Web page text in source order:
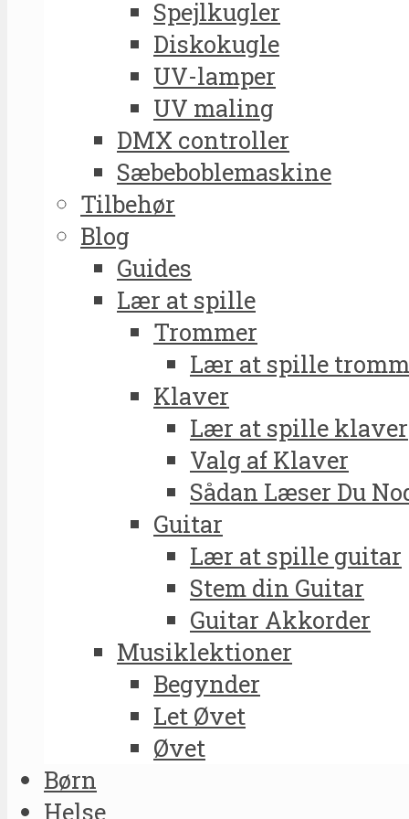
Spejlkugler
Diskokugle
UV-lamper
UV maling
DMX controller
Sæbeboblemaskine
Tilbehør
Blog
Guides
Lær at spille
Trommer
Lær at spille
Klaver
Lær at spille klaver
Valg af Klaver
Sådan Læser Du
Guitar
Lær at spille guitar
Stem din Guitar
Guitar Akkorder
Musiklektioner
Begynder
Let Øvet
Øvet
Børn
Helse